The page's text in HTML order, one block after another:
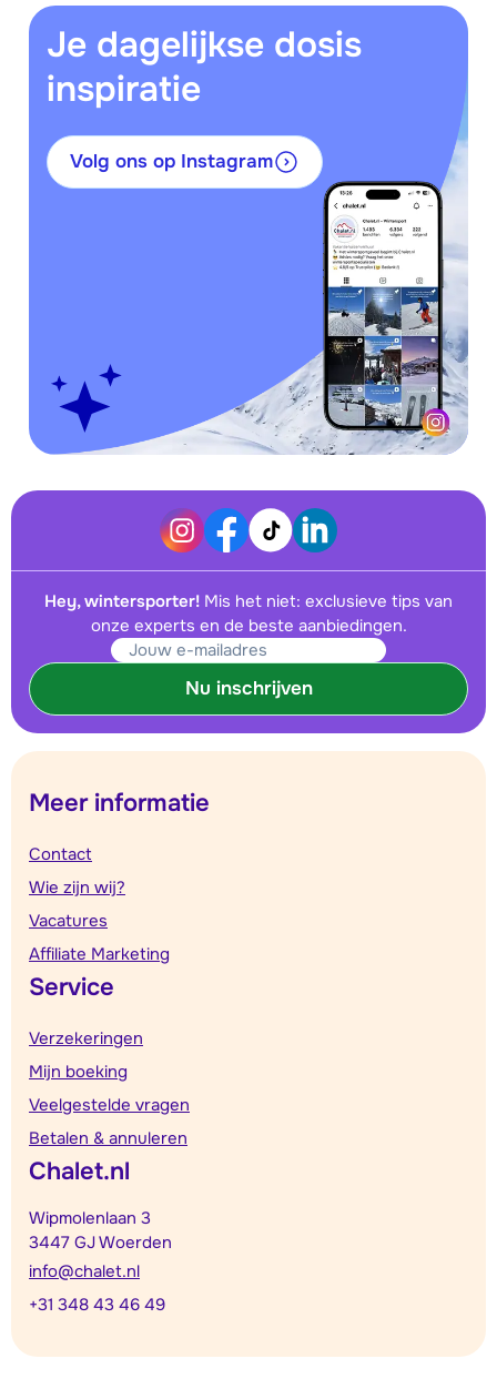
Je dagelijkse dosis
inspiratie
Volg ons op Instagram
Hey, wintersporter! Mis het niet: exclusieve tips van
onze experts en de beste aanbiedingen.
Nu inschrijven
Meer informatie
Contact
Wie zijn wij?
Vacatures
Affiliate Marketing
Service
Verzekeringen
Mijn boeking
Veelgestelde vragen
Betalen & annuleren
Chalet.nl
Wipmolenlaan 3
3447 GJ Woerden
info@chalet.nl
+31 348 43 46 49